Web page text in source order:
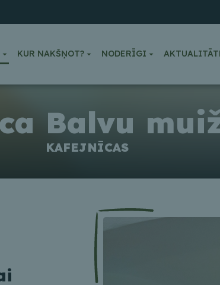
KUR NAKŠŅOT? NODERĪGI
Balvu
KAFEJNĪCAS